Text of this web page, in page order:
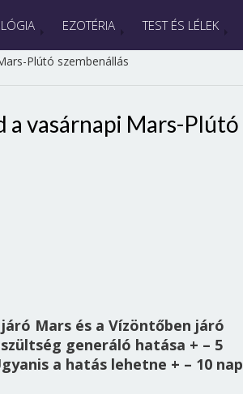
EZOTÉRIA TEST ÉS LÉLEK
Plútó szembenállás
a vasárnapi Mars-Plútó
Mars és a Vízöntőben járó
generáló hatása + – 5
a hatás lehetne + – 10 nap